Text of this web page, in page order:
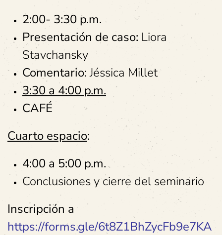
2:00- 3:30 p.m.
Presentación de caso: Liora
Stavchansky
Comentario:Jéssica Millet
3:30 a 4:00 p.m.
CAFÉ
Cuarto espacio:
4:00 a 5:00 p.m.
Conclusiones y cierre del seminario
Inscripción a
https://forms.gle/6t8Z1BhZycFb9e7KA